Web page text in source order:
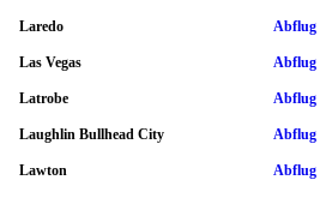
Laredo Abflug
Las Vegas Abflug
Latrobe Abflug
Laughlin Bullhead City Abflug
Lawton Abflug